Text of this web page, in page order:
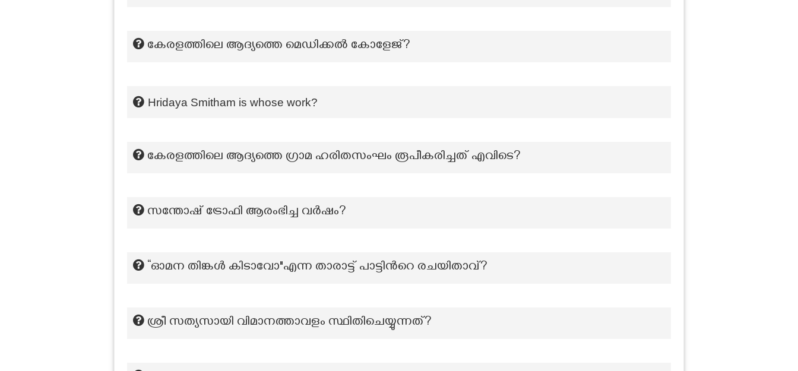
കേരളത്തിലെ ആദ്യത്തെ മെഡിക്കൽ കോളേജ്?
Hridaya Smitham is whose work?
കേരളത്തിലെ ആദ്യത്തെ ഗ്രാമ ഹരിതസംഘം രൂപീകരിച്ചത് എവിടെ?
സന്തോഷ് ട്രോഫി ആരംഭിച്ച വർഷം?
“ഓമന തിങ്കൾ കിടാവോ"എന്ന താരാട്ട് പാട്ടിന്‍റെ രചയിതാവ്?
ശ്രീ സത്യസായി വിമാനത്താവളം സ്ഥിതിചെയ്യുന്നത്?